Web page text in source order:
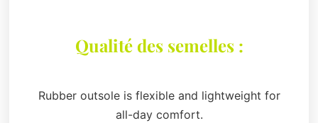
Qualité des semelles :
Rubber outsole is flexible and lightweight for
all-day comfort.